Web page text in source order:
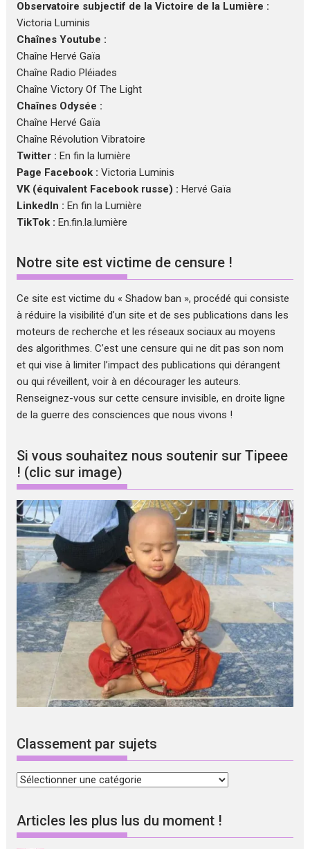
Observatoire subjectif de la Victoire de la Lumière :
Victoria Luminis
Chaînes Youtube :
Chaîne Hervé Gaïa
Chaîne Radio Pléiades
Chaîne Victory Of The Light
Chaînes Odysée :
Chaîne Hervé Gaïa
Chaîne Révolution Vibratoire
Twitter : En fin la lumière
Page Facebook : Victoria Luminis
VK (équivalent Facebook russe) : Hervé Gaïa
LinkedIn : En fin la Lumière
TikTok : En.fin.la.lumière
Notre site est victime de censure !
Ce site est victime du « Shadow ban », procédé qui consiste
à réduire la visibilité d’un site et de ses publications dans les
moteurs de recherche et les réseaux sociaux au moyens
des algorithmes. C’est une censure qui ne dit pas son nom
et qui vise à limiter l’impact des publications qui dérangent
ou qui réveillent, voir à en décourager les auteurs.
Renseignez-vous sur cette censure invisible, en droite ligne
de la guerre des consciences que nous vivons !
Si vous souhaitez nous soutenir sur Tipeee
! (clic sur image)
Classement par sujets
Classement
sujets
Articles les plus lus du moment !